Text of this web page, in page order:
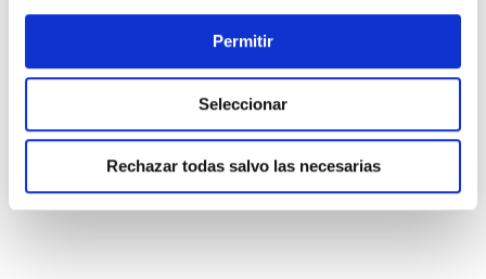
Permitir
Seleccionar
Rechazar todas salvo las necesarias
con freno alex
Ruedas alex
10,55 €
Añadir al carrito